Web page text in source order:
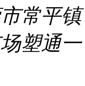
常平镇
塑通一